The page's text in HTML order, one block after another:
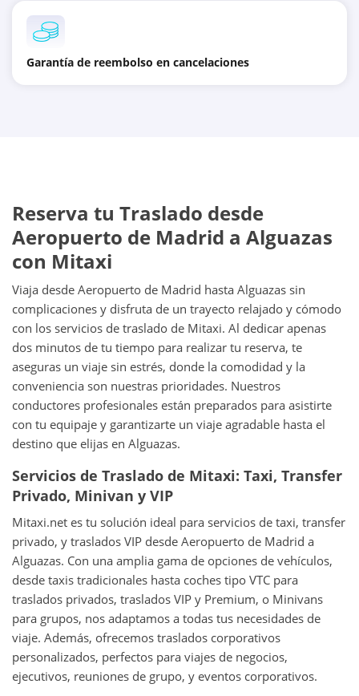
Garantía de reembolso en cancelaciones
Reserva tu Traslado desde
Aeropuerto de Madrid a Alguazas
con Mitaxi
Viaja desde Aeropuerto de Madrid hasta Alguazas sin
complicaciones y disfruta de un trayecto relajado y cómodo
con los servicios de traslado de Mitaxi. Al dedicar apenas
dos minutos de tu tiempo para realizar tu reserva, te
aseguras un viaje sin estrés, donde la comodidad y la
conveniencia son nuestras prioridades. Nuestros
conductores profesionales están preparados para asistirte
con tu equipaje y garantizarte un viaje agradable hasta el
destino que elijas en Alguazas.
Servicios de Traslado de Mitaxi: Taxi, Transfer
Privado, Minivan y VIP
Mitaxi.net es tu solución ideal para servicios de taxi, transfer
privado, y traslados VIP desde Aeropuerto de Madrid a
Alguazas. Con una amplia gama de opciones de vehículos,
desde taxis tradicionales hasta coches tipo VTC para
traslados privados, traslados VIP y Premium, o Minivans
para grupos, nos adaptamos a todas tus necesidades de
viaje. Además, ofrecemos traslados corporativos
personalizados, perfectos para viajes de negocios,
ejecutivos, reuniones de grupo, y eventos corporativos.